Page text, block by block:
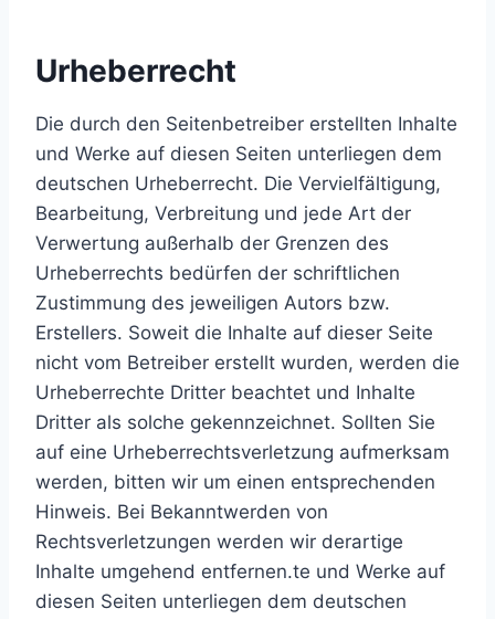
Urheberrecht
Die durch den Seitenbetreiber erstellten Inhalte
und Werke auf diesen Seiten unterliegen dem
deutschen Urheberrecht. Die Vervielfältigung,
Bearbeitung, Verbreitung und jede Art der
Verwertung außerhalb der Grenzen des
Urheberrechts bedürfen der schriftlichen
Zustimmung des jeweiligen Autors bzw.
Erstellers. Soweit die Inhalte auf dieser Seite
nicht vom Betreiber erstellt wurden, werden die
Urheberrechte Dritter beachtet und Inhalte
Dritter als solche gekennzeichnet. Sollten Sie
auf eine Urheberrechtsverletzung aufmerksam
werden, bitten wir um einen entsprechenden
Hinweis. Bei Bekanntwerden von
Rechtsverletzungen werden wir derartige
Inhalte umgehend entfernen.te und Werke auf
diesen Seiten unterliegen dem deutschen